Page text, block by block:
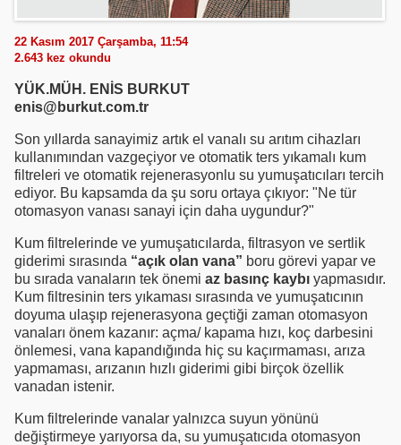
22 Kasım 2017 Çarşamba, 11:54
2.643 kez okundu
YÜK.MÜH. ENİS BURKUT
enis@burkut.com.tr
Son yıllarda sanayimiz artık el vanalı su arıtım cihazları
kullanımından vazgeçiyor ve otomatik ters yıkamalı kum
filtreleri ve otomatik rejenerasyonlu su yumuşatıcıları tercih
ediyor. Bu kapsamda da şu soru ortaya çıkıyor: "Ne tür
otomasyon vanası sanayi için daha uygundur?"
Kum filtrelerinde ve yumuşatıcılarda, filtrasyon ve sertlik
giderimi sırasında “açık olan vana” boru görevi yapar ve
bu sırada vanaların tek önemi az basınç kaybı yapmasıdır.
Kum filtresinin ters yıkaması sırasında ve yumuşatıcının
doyuma ulaşıp rejenerasyona geçtiği zaman otomasyon
vanaları önem kazanır: açma/ kapama hızı, koç darbesini
önlemesi, vana kapandığında hiç su kaçırmaması, arıza
yapmaması, arızanın hızlı giderimi gibi birçok özellik
vanadan istenir.
Kum filtrelerinde vanalar yalnızca suyun yönünü
değiştirmeye yarıyorsa da, su yumuşatıcıda otomasyon